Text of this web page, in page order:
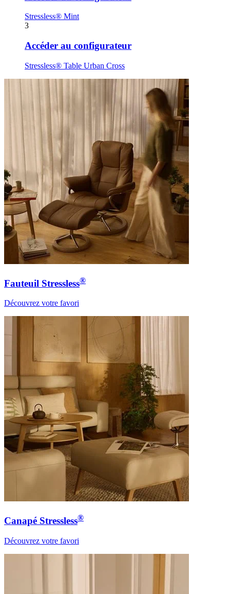
Stressless® Mint
3
Accéder au configurateur
Stressless® Table Urban Cross
Fauteuil Stressless®
Découvrez votre favori
Canapé Stressless®
Découvrez votre favori